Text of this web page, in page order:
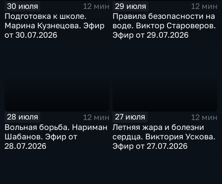
30 июля
12 мин
Подготовка к школе.
Марина Кузнецова. Эфир
от 30.07.2026
29 июля
12 мин
Правила безопасности на
воде. Виктор Староверов.
Эфир от 29.07.2026
28 июля
12 мин
Вольная борьба. Нариман
Шабанов. Эфир от
28.07.2026
27 июля
12 мин
Летняя жара и болезни
сердца. Виктория Ускова.
Эфир от 27.07.2026